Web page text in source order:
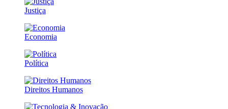
Justiça
Economia
Política
Direitos Humanos